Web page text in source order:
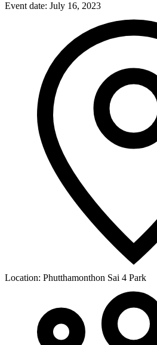
Event date: July 16, 2023
Location: Phutthamonthon Sai 4 Park